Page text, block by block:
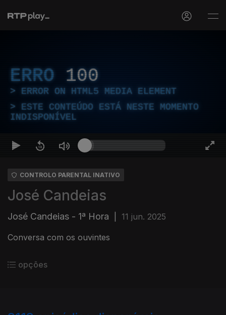
ERRO 100
ERROR ON HTML5 MEDIA ELEMENT
ESTE CONTEÚDO ESTÁ NESTE MOMENTO
INDISPONÍVEL
CONTROLO PARENTAL INATIVO
José Candeias
José Candeias - 1ª Hora 11 jun. 2025
Conversa com os ouvintes
opções